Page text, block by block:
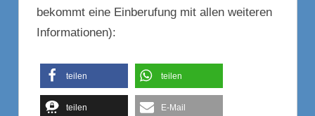
bekommt eine Einberufung mit allen weiteren
Informationen):
teilen teilen
teilen E-Mail